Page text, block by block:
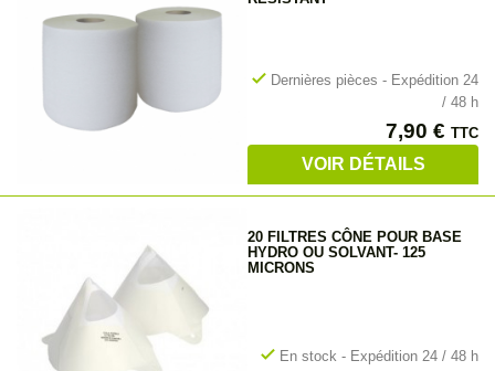
check Dernières pièces - Expédition 24
/ 48 h
Prix
7,90 € TTC
VOIR DÉTAILS
20 FILTRES CÔNE POUR BASE
HYDRO OU SOLVANT- 125
MICRONS
check En stock - Expédition 24 / 48 h